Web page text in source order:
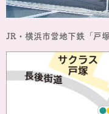
JR・横浜市営地下鉄「戸